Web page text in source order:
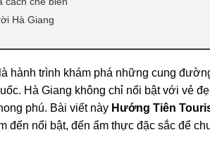
Hà Giang
là hành trình khám phá những cung
Hà Giang không chỉ nổi bật với vẻ
phú. Bài viết này Hướng Tiên
đến nổi bật, đến ẩm thực đặc sắc để